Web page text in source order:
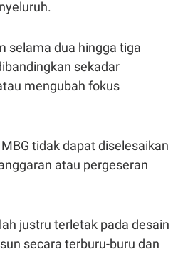
selama dua hingga tiga
sekadar
mengubah fokus
tidak dapat diselesaikan
atau pergeseran
justru terletak pada desain
secara terburu-buru dan